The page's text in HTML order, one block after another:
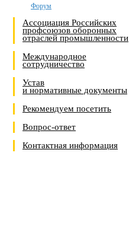
Форум
Ассоциация Российских
профсоюзов оборонных
отраслей промышленности
Международное
сотрудничество
Устав
и нормативные документы
Рекомендуем посетить
Вопрос-ответ
Контактная информация